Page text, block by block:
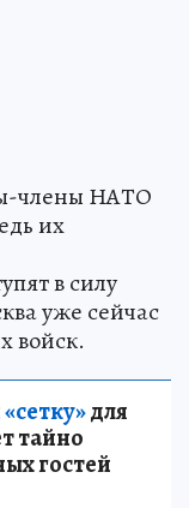
члены НАТО
их
в силу
уже сейчас
войск.
для
тайно
гостей